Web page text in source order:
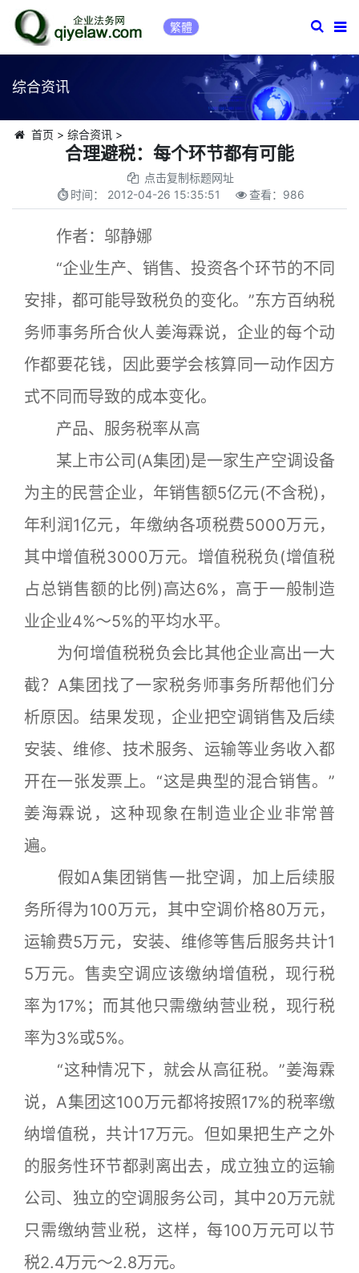
繁體
综合资讯
首页 > 综合资讯>
合理避税：每个环节都有可能
点击复制标题网址
时间： 2012-04-26 15:35:51 查看： 986
作者：邬静娜
“企业生产、销售、投资各个环节的不同
安排，都可能导致税负的变化。”东方百纳税
务师事务所合伙人姜海霖说，企业的每个动
作都要花钱，因此要学会核算同一动作因方
式不同而导致的成本变化。
产品、服务税率从高
某上市公司(A集团)是一家生产空调设备
为主的民营企业，年销售额5亿元(不含税)，
年利润1亿元，年缴纳各项税费5000万元，
其中增值税3000万元。增值税税负(增值税
占总销售额的比例)高达6%，高于一般制造
业企业4%～5%的平均水平。
为何增值税税负会比其他企业高出一大
截？A集团找了一家税务师事务所帮他们分
析原因。结果发现，企业把空调销售及后续
安装、维修、技术服务、运输等业务收入都
开在一张发票上。“这是典型的混合销售。”
姜海霖说，这种现象在制造业企业非常普
遍。
假如A集团销售一批空调，加上后续服
务所得为100万元，其中空调价格80万元，
运输费5万元，安装、维修等售后服务共计1
5万元。售卖空调应该缴纳增值税，现行税
率为17%；而其他只需缴纳营业税，现行税
率为3%或5%。
“这种情况下，就会从高征税。”姜海霖
说，A集团这100万元都将按照17%的税率缴
纳增值税，共计17万元。但如果把生产之外
的服务性环节都剥离出去，成立独立的运输
公司、独立的空调服务公司，其中20万元就
只需缴纳营业税，这样，每100万元可以节
税2.4万元～2.8万元。